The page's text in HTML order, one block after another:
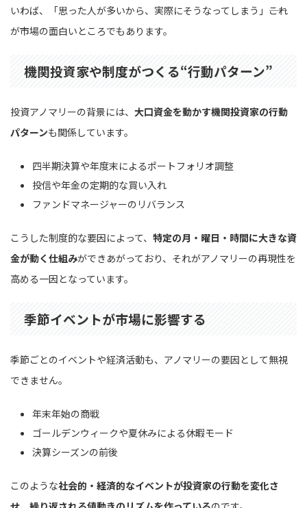
いわば、「思った人が多いから、実際にそうなってしまう」――これ
が市場の面白いところでもあります。
機関投資家や制度がつくる“行動パターン”
投資アノマリーの背景には、 大口資金を動かす機関投資家の行動
パターンも関係しています。
四半期決算や年度末によるポートフォリオ調整
投信や年金の定期的な買い入れ
ファンドマネージャーのリバランス
こうした制度的な要因によって、 特定の月・曜日・時間に大きな資
金が動く仕組みができあがっており、それがアノマリーの再現性を
高める一因となっています。
季節イベントが市場に影響する
季節ごとのイベントや経済活動も、アノマリーの要因として無視
できません。
年末年始の商戦
ゴールデンウィークや夏休みによる休暇モード
決算シーズンの前後
このような社会的・経済的なイベントが投資家の行動を変化さ